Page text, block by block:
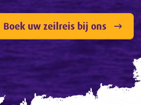
Boek uw zeilreis bij ons